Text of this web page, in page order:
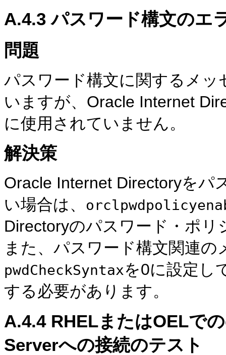
A.4.3 パスワード構文のエ
問題
パスワード構文に関するメ
いますが、Oracle Internet
に使用されていません。
解決策
Oracle Internet Directoryをパ
い場合は、
Directoryのパスワード・ポ
また、パスワード構文関連
pwdCheckSyntaxを0に設定し
する必要があります。
A.4.4RHELまたはOELでの
Serverへの接続のテスト